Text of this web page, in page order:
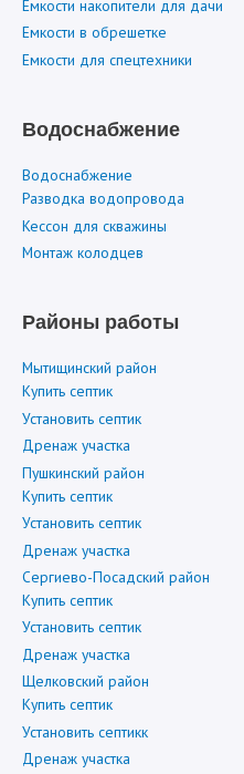
Емкости накопители для дачи
Емкости в обрешетке
Емкости для спецтехники
Водоснабжение
Водоснабжение
Разводка водопровода
Кессон для скважины
Монтаж колодцев
Районы работы
Мытищинский район
Купить септик
Установить септик
Дренаж участка
Пушкинский район
Купить септик
Установить септик
Дренаж участка
Сергиево-Посадский район
Купить септик
Установить септик
Дренаж участка
Щелковский район
Купить септик
Установить септикк
Дренаж участка